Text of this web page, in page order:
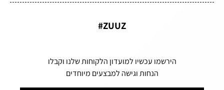
ZUUZ#
הירשמו עכשיו למועדון הלקוחות שלנו וקבלו
הנחות וגישה למבצעים מיוחדים